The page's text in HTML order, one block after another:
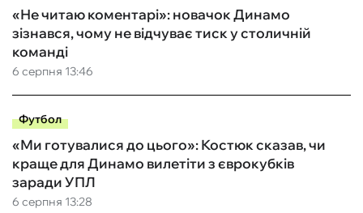
6 серпня 13:46
«Не читаю коментарі»: новачок Динамо
зізнався, чому не відчуває тиск у столичній
команді
Футбол
6 серпня 13:28
«Ми готувалися до цього»: Костюк сказав, чи
краще для Динамо вилетіти з єврокубків
заради УПЛ